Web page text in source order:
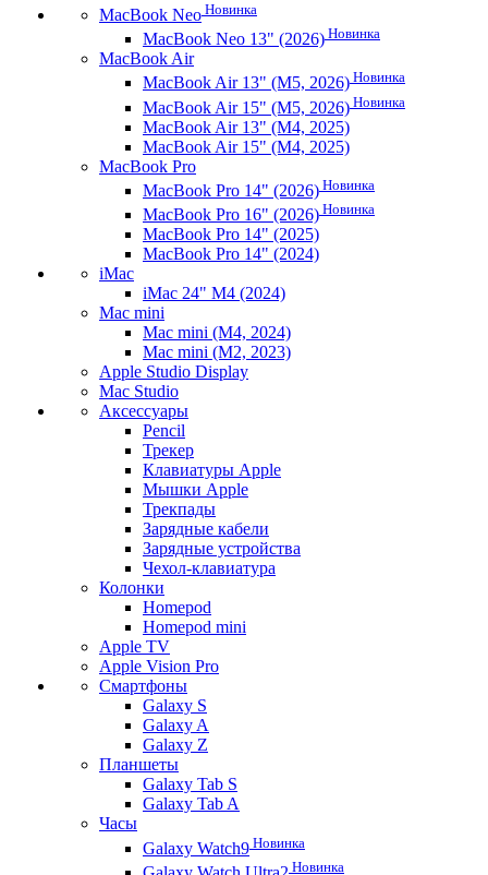
MacBook Neo Новинка
MacBook Neo 13" (2026) Новинка
MacBook Air
MacBook Air 13" (M5, 2026) Новинка
MacBook Air 15" (M5, 2026) Новинка
MacBook Air 13" (M4, 2025)
MacBook Air 15" (M4, 2025)
MacBook Pro
MacBook Pro 14" (2026) Новинка
MacBook Pro 16" (2026) Новинка
MacBook Pro 14" (2025)
MacBook Pro 14" (2024)
iMac
iMac 24" M4 (2024)
Mac mini
Mac mini (M4, 2024)
Mac mini (M2, 2023)
Apple Studio Display
Mac Studio
Аксессуары
Pencil
Трекер
Клавиатуры Apple
Мышки Apple
Трекпады
Зарядные кабели
Зарядные устройства
Чехол-клавиатура
Колонки
Homepod
Homepod mini
Apple TV
Apple Vision Pro
Смартфоны
Galaxy S
Galaxy A
Galaxy Z
Планшеты
Galaxy Tab S
Galaxy Tab A
Часы
Galaxy Watch9 Новинка
Новинка